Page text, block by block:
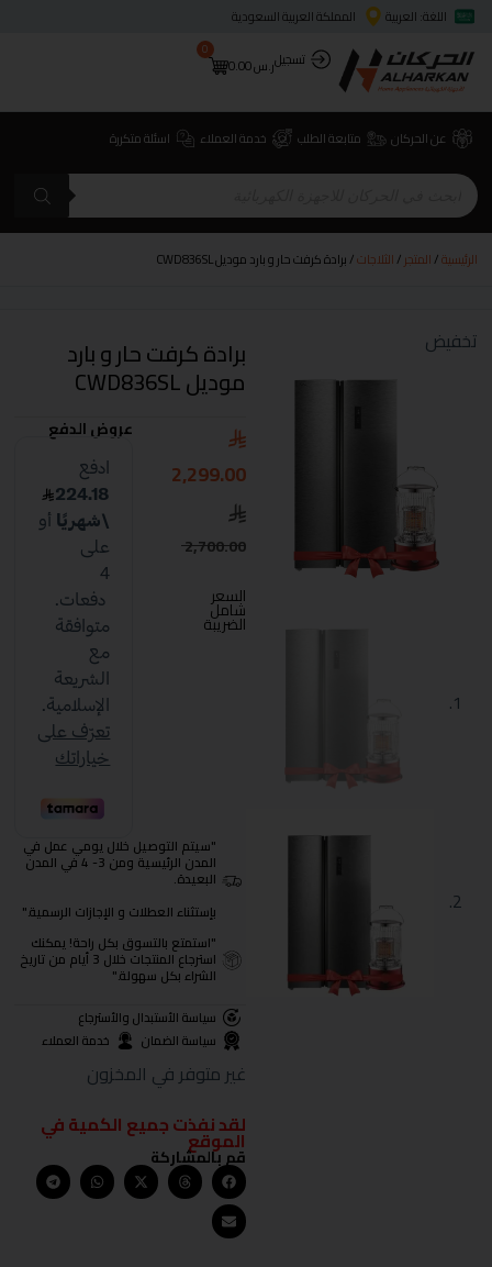
اللغة: العربية
المملكة العربية السعودية
تسجيلر.س0.00
0
عن الحركان متابعة الطلب خدمة العملاء اسئلة متكررة
الرئيسية/المتجر/الثلاجات/ برادة كرفت حار و بارد موديل CWD836SL
تخفيض برادة كرفت حار و بارد
موديل CWD836SL
2,700.00
2,299.00
السعر
شامل
الضريبة
عروض الدفع
"سيتم التوصيل خلال يومي عمل في
المدن الرئيسية ومن 3- 4 في المدن
البعيدة.
بإستثناء العطلات و الإجازات الرسمية."
"استمتع بالتسوق بكل راحة! يمكنك
استرجاع المنتجات خلال 3 أيام من تاريخ
الشراء بكل سهولة."
سياسة الأستبدال والأسترجاع
سياسة الضمان
خدمة العملاء
غير متوفر في المخزون
لقد نفذت جميع الكمية في
الموقع
قم بالمشاركة